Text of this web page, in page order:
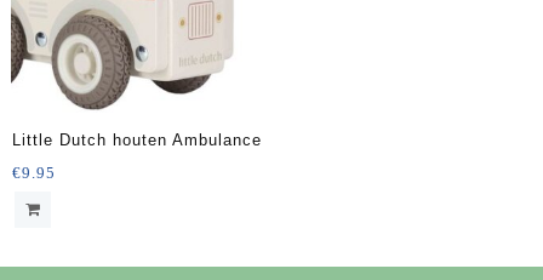
Little Dutch houten Ambulance
€9.95